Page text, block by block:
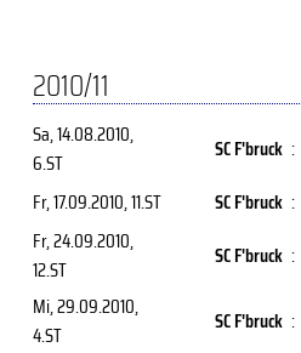
2010/11
Sa, 14.08.2010,
6.ST
SC F'bruck :
Fr, 17.09.2010, 11.ST SC F'bruck :
Fr, 24.09.2010,
12.ST
SC F'bruck :
Mi, 29.09.2010,
4.ST
SC F'bruck :